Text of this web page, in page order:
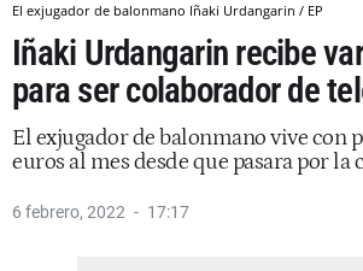
El exjugador de balonmano Iñaki Urdangarin / EP
Iñaki Urdangarin recibe
para ser colaborador de
El exjugador de balonmano vive con
euros al mes desde que pasara por la
6 febrero, 2022 17:17